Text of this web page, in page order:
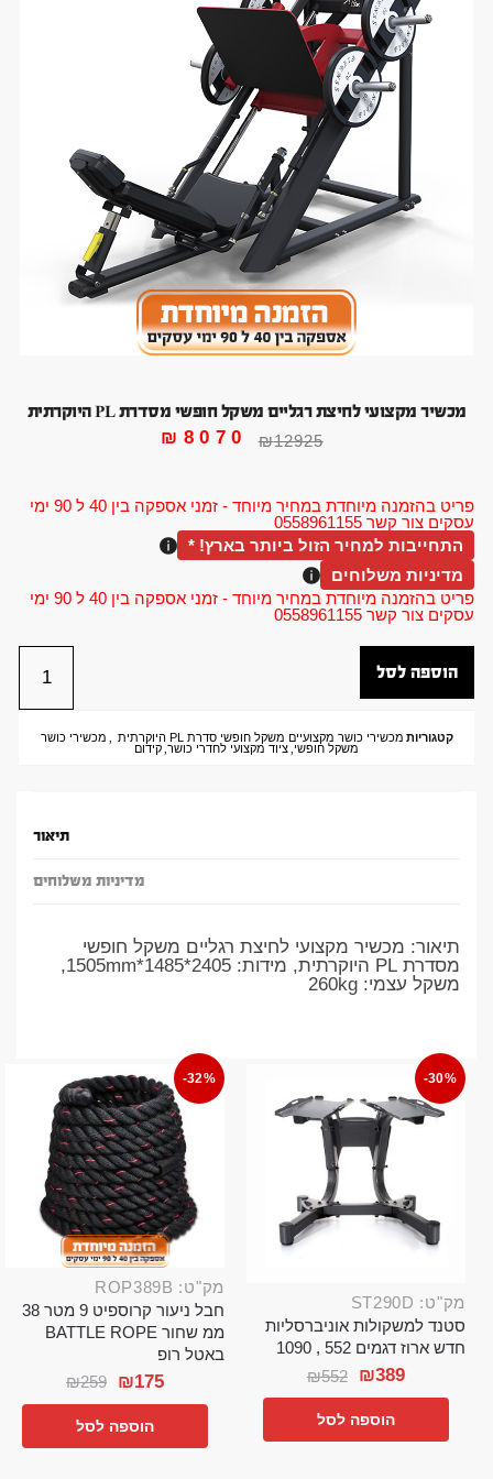
פריט בהזמנה מיוחדת במחיר מיוחד - זמני אספקה בין 40 ל 90 ימי
עסקים צור קשר 0558961155
מכשיר מקצועי לחיצת רגליים משקל חופשי מסדרת PL היוקרתית
₪12925
₪ 8070
התחייבות למחיר הזול ביותר בארץ! *
מדיניות משלוחים
פריט בהזמנה מיוחדת במחיר מיוחד - זמני אספקה בין 40 ל 90 ימי
עסקים צור קשר 0558961155
הוספה לסל
קטגוריות מכשירי כושר מקצועיים משקל חופשי סדרת PL היוקרתית , מכשירי כושר
משקל חופשי,ציוד מקצועי לחדרי כושר,קידום
תיאור
מדיניות משלוחים
תיאור: מכשיר מקצועי לחיצת רגליים משקל חופשי
מסדרת PL היוקרתית, מידות: 2405*1485*1505mm,
משקל עצמי: 260kg
-30%
מק"ט: ST290D
סטנד למשקולות אוניברסליות
חדש ארוז דגמים 552 , 1090
₪552 ₪389
הוספה לסל
-32%
מק"ט: ROP389B
חבל ניעור קרוספיט 9 מטר 38
ממ שחור BATTLE ROPE
באטל רופ
₪259 ₪175
הוספה לסל